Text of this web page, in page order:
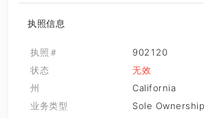
执照信息
执照＃
902120
状态
无效
州
California
业务类型
Sole Ownership